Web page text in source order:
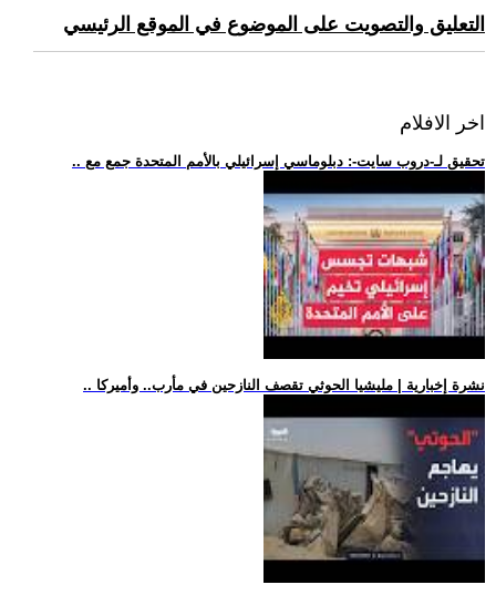
التعليق والتصويت على الموضوع في الموقع الرئيسي
اخر الافلام
.. تحقيق لـ-دروب سايت-: دبلوماسي إسرائيلي بالأمم المتحدة جمع مع
.. نشرة إخبارية | مليشيا الحوثي تقصف النازحين في مأرب.. وأميركا